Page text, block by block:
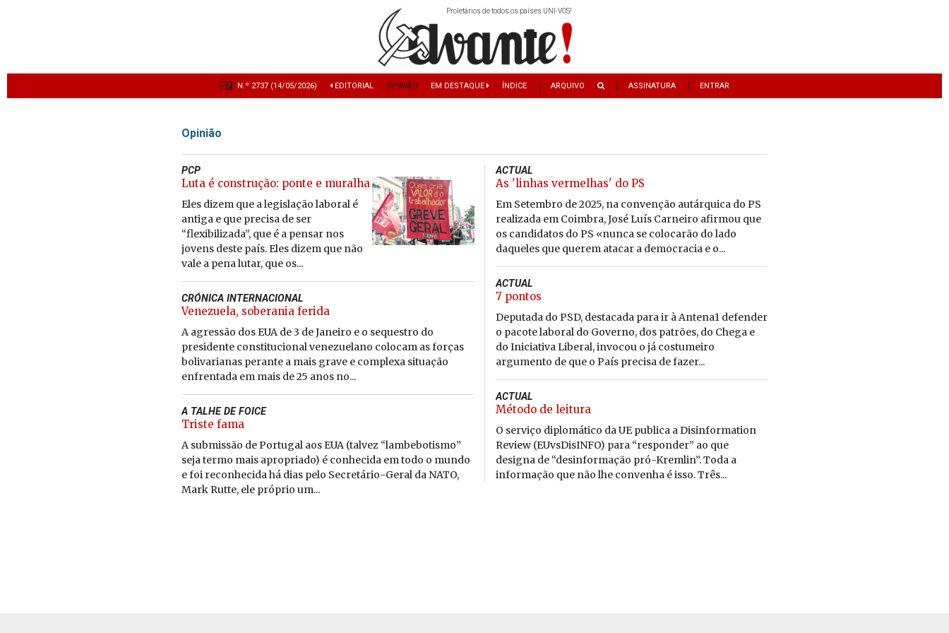
Proletários de todos os países UNI-VOS!
N.º 2737 (14/05/2026) EDITORIAL OPINIÃO EM DESTAQUE ÍNDICE ARQUIVO ASSINATURA ENTRAR
Opinião
PCP
Luta é construção: ponte e muralha
Eles dizem que a legislação laboral é
antiga e que precisa de ser
“flexibilizada”, que é a pensar nos
jovens deste país. Eles dizem que não
vale a pena lutar, que os...
CRÓNICA INTERNACIONAL
Venezuela, soberania ferida
A agressão dos EUA de 3 de Janeiro e o sequestro do
presidente constitucional venezuelano colocam as forças
bolivarianas perante a mais grave e complexa situação
enfrentada em mais de 25 anos no...
A TALHE DE FOICE
Triste fama
A submissão de Portugal aos EUA (talvez “lambebotismo”
seja termo mais apropriado) é conhecida em todo o mundo
e foi reconhecida há dias pelo Secretário-Geral da NATO,
Mark Rutte, ele próprio um...
ACTUAL
As 'linhas vermelhas' do PS
Em Setembro de 2025, na convenção autárquica do PS
realizada em Coimbra, José Luís Carneiro afirmou que
os candidatos do PS «nunca se colocarão do lado
daqueles que querem atacar a democracia e o...
ACTUAL
7 pontos
Deputada do PSD, destacada para ir à Antena1 defender
o pacote laboral do Governo, dos patrões, do Chega e
do Iniciativa Liberal, invocou o já costumeiro
argumento de que o País precisa de fazer...
ACTUAL
Método de leitura
O serviço diplomático da UE publica a Disinformation
Review (EUvsDisINFO) para “responder” ao que
designa de “desinformação pró-Kremlin”. Toda a
informação que não lhe convenha é isso. Três...